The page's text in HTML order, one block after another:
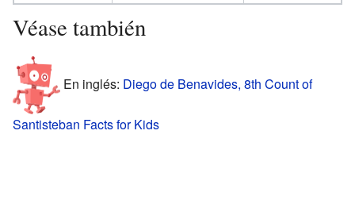
Véase también
En inglés: Diego de Benavides, 8th Count of
Santisteban Facts for Kids